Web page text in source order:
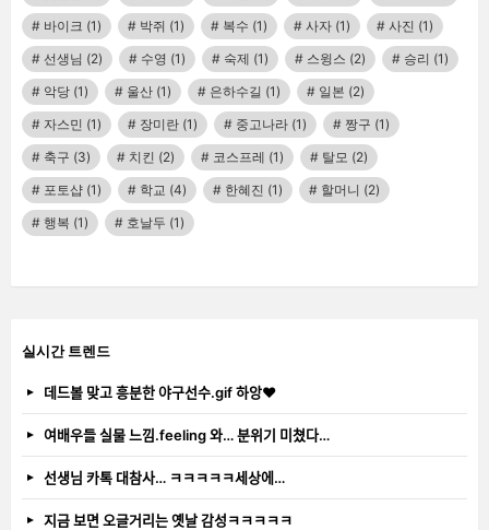
바이크 (1) 박쥐 (1) 복수 (1) 사자 (1) 사진 (1)
선생님 (2) 수영 (1) 숙제 (1) 스윙스 (2) 승리 (1)
악당 (1) 울산 (1) 은하수길 (1) 일본 (2)
자스민 (1) 장미란 (1) 중고나라 (1) 짱구 (1)
축구 (3) 치킨 (2) 코스프레 (1) 탈모 (2)
포토샵 (1) 학교 (4) 한혜진 (1) 할머니 (2)
행복 (1) 호날두 (1)
실시간 트렌드
데드볼 맞고 흥분한 야구선수.gif 하앙❤️
여배우들 실물 느낌.feeling 와… 분위기 미쳤다…
선생님 카톡 대참사… ㅋㅋㅋㅋㅋ세상에…
지금 보면 오글거리는 옛날 감성ㅋㅋㅋㅋㅋ